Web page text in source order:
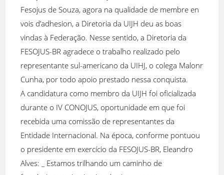
Fesojus de Souza, agora na qualidade de membre en
vois d’adhesion, a Diretoria da UIJH deu as boas
vindas à Federação. Nesse sentido, a Diretoria da
FESOJUS-BR agradece o trabalho realizado pelo
representante sul-americano da UIHJ, o colega Malonr
Cunha, por todo apoio prestado nessa conquista.
A candidatura como membro da UIJH foi oficializada
durante o IV CONOJUS, oportunidade em que foi
recebida uma comissão de representantes da
Entidade Internacional. Na época, conforme pontuou
o presidente em exercício da FESOJUS-BR, Eleandro
Alves: _ Estamos trilhando um caminho de